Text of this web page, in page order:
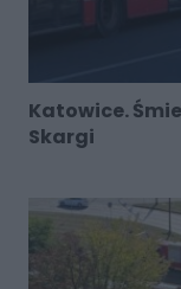
Katowice.
Skargi